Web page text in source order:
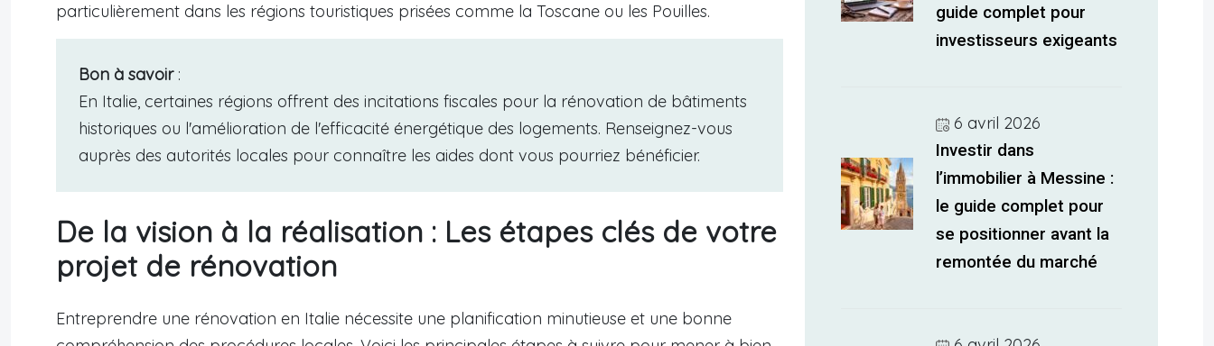
particulièrement dans les régions touristiques prisées comme la Toscane ou les Pouilles.
Bon à savoir:
En Italie, certaines régions offrent des incitations fiscales pour la rénovation de bâtiments
historiques ou l'amélioration de l'efficacité énergétique des logements. Renseignez-vous
auprès des autorités locales pour connaître les aides dont vous pourriez bénéficier.
De la vision à la réalisation : Les étapes clés de votre
projet de rénovation
Entreprendre une rénovation en Italie nécessite une planification minutieuse et une bonne
guide complet pour
investisseurs exigeants
6 avril 2026
Investir dans
l’immobilier à Messine :
le guide complet pour
se positionner avant la
remontée du marché